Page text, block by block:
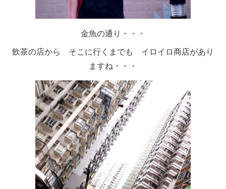
金魚の通り・・・
飲茶の店から そこに行くまでも イロイロ商店があり
ますね・・・